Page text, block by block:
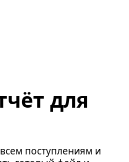
для
поступлениям и